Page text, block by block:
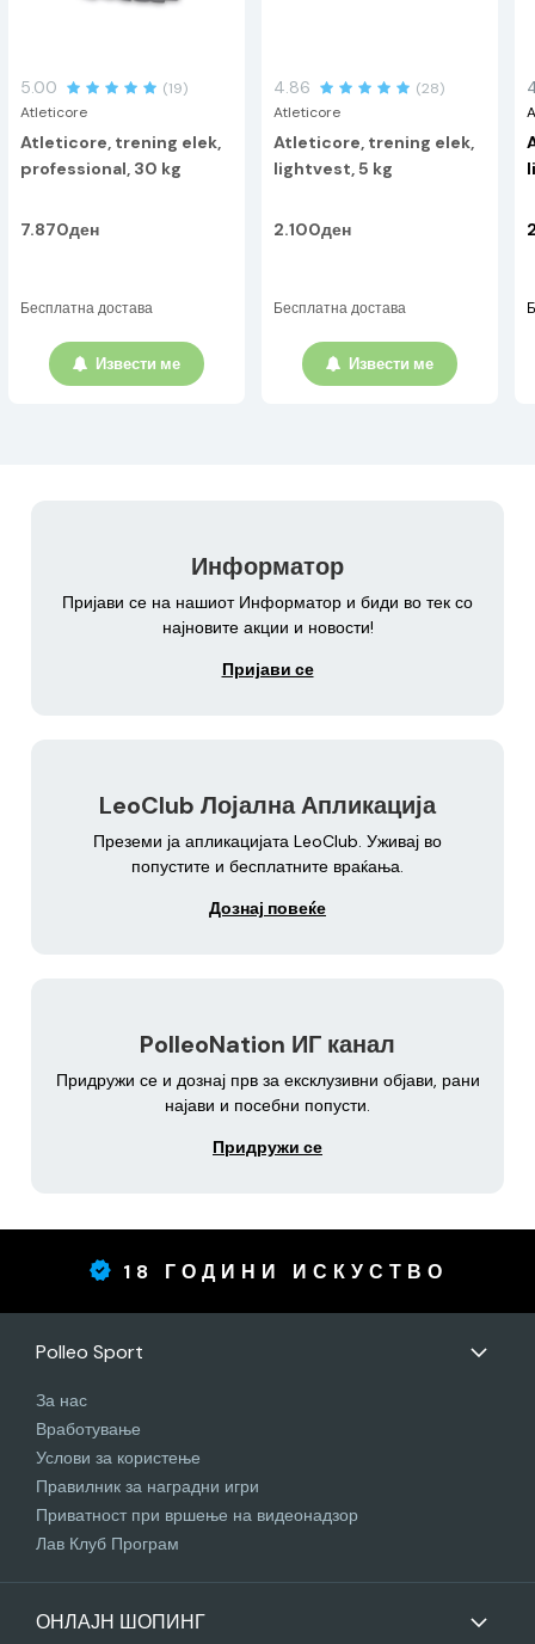
5.00
(19)
Atleticore
Atleticore, trening elek,
professional, 30 kg
7.870ден
Бесплатна достава
Извести ме
4.86
(28)
Atleticore
Atleticore, trening elek,
lightvest, 5 kg
2.100ден
Бесплатна достава
Извести ме
Информатор
Пријави се на нашиот Информатор и биди во тек со
најновите акции и новости!
Пријави се
LeoClub Лојална Апликација
Преземи ја апликацијата LeoClub. Уживај во
попустите и бесплатните враќања.
Дознај повеќе
PolleoNation ИГ канал
Придружи се и дознај прв за ексклузивни објави, рани
најави и посебни попусти.
Придружи се
18 ГОДИНИ ИСКУСТВО
Polleo Sport
За нас
Вработување
Услови за користење
Правилник за наградни игри
Приватност при вршење на видеонадзор
Лав Клуб Програм
ОНЛАЈН ШОПИНГ